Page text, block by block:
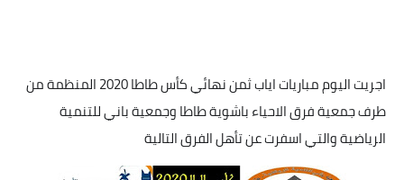
اجريت اليوم مباريات اياب ثمن نهائي كأس طاطا 2020 المنظمة من
طرف جمعية فرق الاحياء باشوية طاطا وجمعية باني للتنمية
الرياضية والتي اسفرت عن تأهل الفرق التالية